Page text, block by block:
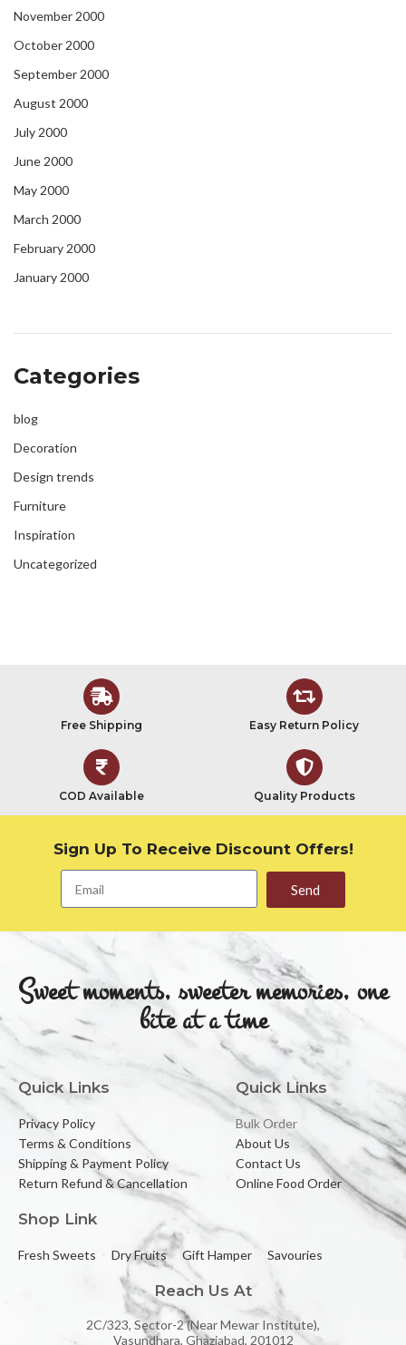
November 2000
October 2000
September 2000
August 2000
July 2000
June 2000
May 2000
March 2000
February 2000
January 2000
Categories
blog
Decoration
Design trends
Furniture
Inspiration
Uncategorized
Free Shipping Easy Return Policy
COD Available Quality Products
Sign Up To Receive Discount Offers!
Send
Sweet moments, sweeter memories, one
bite at a time
Quick Links
Privacy Policy
Terms & Conditions
Shipping & Payment Policy
Return Refund & Cancellation
Quick Links
Bulk Order
About Us
Contact Us
Online Food Order
Shop Link
Fresh Sweets Dry Fruits Gift Hamper Savouries
Reach Us At
2C/323, Sector-2 (Near Mewar Institute),
Vasundhara, Ghaziabad, 201012